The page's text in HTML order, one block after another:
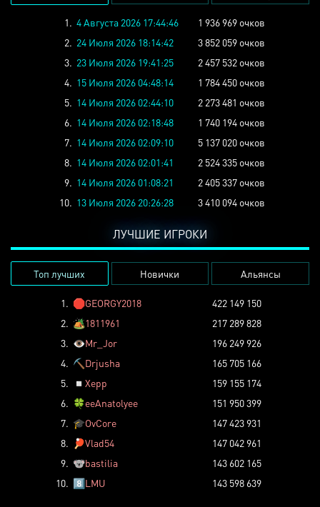
1. 4 Августа 2026 17:44:46
1 936 969 очков
2. 24 Июля 2026 18:14:42
3 852 059 очков
3. 23 Июля 2026 19:41:25
2 457 532 очков
4. 15 Июля 2026 04:48:14
1 784 450 очков
5. 14 Июля 2026 02:44:10
2 273 481 очков
6. 14 Июля 2026 02:18:48
1 740 194 очков
7. 14 Июля 2026 02:09:10
5 137 020 очков
8. 14 Июля 2026 02:01:41
2 524 335 очков
9. 14 Июля 2026 01:08:21
2 405 337 очков
10. 13 Июля 2026 20:26:28 3 410 094 очков
ЛУЧШИЕ ИГРОКИ
Топ лучших Новички Альянсы
1. 🛑GEORGY2018
422 149 150
2. 🏕️1811961
217 289 828
3. 👁️Mr_Jor
196 249 926
4. ⛏️ Drjusha
165 705 166
5.
◽ Xepp
159 155 174
6. 🍀eeAnatolyee
151 950 399
7. 🎓OvCore
147 423 931
8.
🏓Vlad54
147 042 961
9. 🐨bastilia
143 602 165
10. 8️⃣LMU 143 598 639